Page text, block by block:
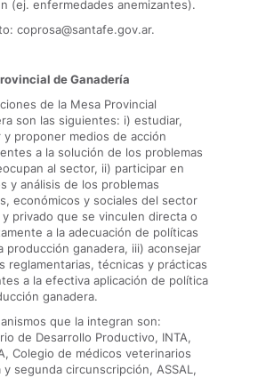
(ej. enfermedades anemizantes).
coprosa@santafe.gov.ar.
de Ganadería
de la Mesa Provincial
son las siguientes: i) estudiar,
y proponer medios de acción
a la solución de los problemas
al sector, ii) participar en
y análisis de los problemas
económicos y sociales del sector
y privado que se vinculen directa o
a la adecuación de políticas
producción ganadera, iii) aconsejar
reglamentarias, técnicas y prácticas
a la efectiva aplicación de política
ganadera.
que la integran son:
de Desarrollo Productivo, INTA,
Colegio de médicos veterinarios
y segunda circunscripción, ASSAL,